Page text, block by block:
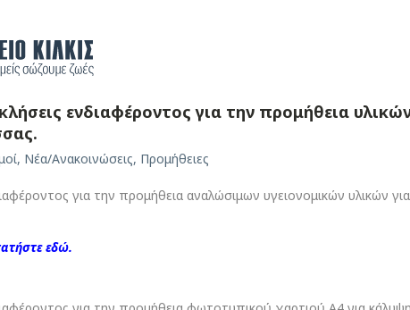
ενδιαφέροντος για την προμήθεια
, Νέα/Ανακοινώσεις, Προμήθειες
για την προμήθεια αναλώσιμων υγειονομικών υλικών
εδώ.